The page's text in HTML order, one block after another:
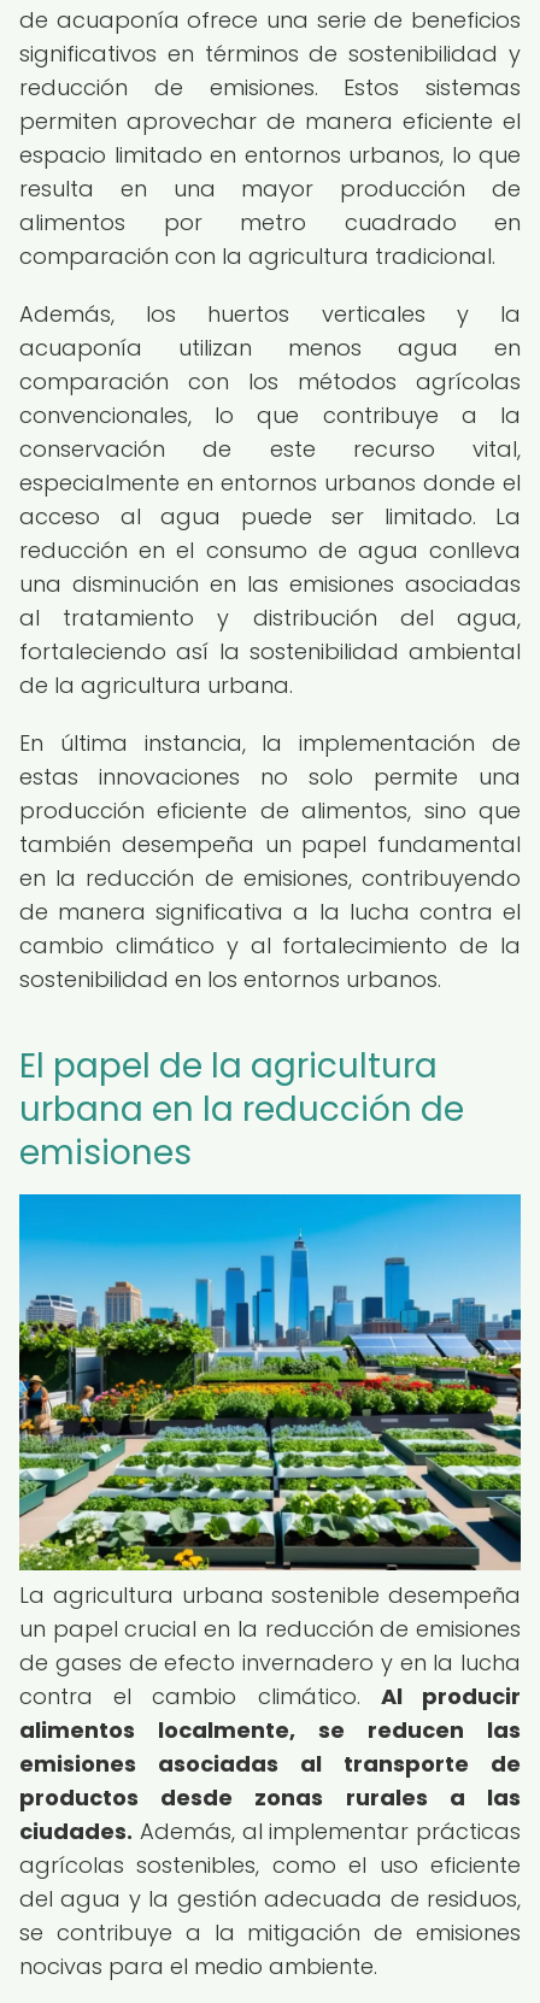
de acuaponía ofrece una serie de beneficios
significativos en términos de sostenibilidad y
reducción de emisiones. Estos sistemas
permiten aprovechar de manera eficiente el
espacio limitado en entornos urbanos, lo que
resulta en una mayor producción de
alimentos por metro cuadrado en
comparación con la agricultura tradicional.
Además, los huertos verticales y la
acuaponía utilizan menos agua en
comparación con los métodos agrícolas
convencionales, lo que contribuye a la
conservación de este recurso vital,
especialmente en entornos urbanos donde el
acceso al agua puede ser limitado. La
reducción en el consumo de agua conlleva
una disminución en las emisiones asociadas
al tratamiento y distribución del agua,
fortaleciendo así la sostenibilidad ambiental
de la agricultura urbana.
En última instancia, la implementación de
estas innovaciones no solo permite una
producción eficiente de alimentos, sino que
también desempeña un papel fundamental
en la reducción de emisiones, contribuyendo
de manera significativa a la lucha contra el
cambio climático y al fortalecimiento de la
sostenibilidad en los entornos urbanos.
El papel de la agricultura
urbana en la reducción de
emisiones
La agricultura urbana sostenible desempeña
un papel crucial en la reducción de emisiones
de gases de efecto invernadero y en la lucha
contra el cambio climático. Al producir
alimentos localmente, se reducen las
emisiones asociadas al transporte de
productos desde zonas rurales a las
ciudades. Además, al implementar prácticas
agrícolas sostenibles, como el uso eficiente
del agua y la gestión adecuada de residuos,
se contribuye a la mitigación de emisiones
nocivas para el medio ambiente.